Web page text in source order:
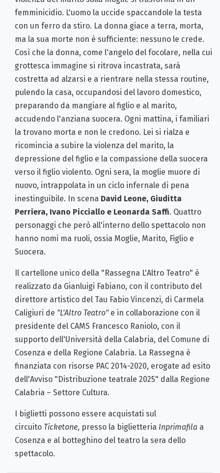
femminicidio. L'uomo la uccide spaccandole la testa
con un ferro da stiro. La donna giace a terra, morta,
ma la sua morte non è sufficiente: nessuno le crede.
Così che la donna, come l'angelo del focolare, nella cui
grottesca immagine si ritrova incastrata, sarà
costretta ad alzarsi e a rientrare nella stessa routine,
pulendo la casa, occupandosi del lavoro domestico,
preparando da mangiare al figlio e al marito,
accudendo l'anziana suocera. Ogni mattina, i familiari
la trovano morta e non le credono. Lei si rialza e
ricomincia a subire la violenza del marito, la
depressione del figlio e la compassione della suocera
verso il figlio violento. Ogni sera, la moglie muore di
nuovo, intrappolata in un ciclo infernale di pena
inestinguibile. In scena David Leone, Giuditta
Perriera, Ivano Picciallo e Leonarda Saffi. Quattro
personaggi che però all'interno dello spettacolo non
hanno nomi ma ruoli, ossia Moglie, Marito, Figlio e
Suocera.
Il cartellone unico della "Rassegna L'Altro Teatro" è
realizzato da Gianluigi Fabiano, con il contributo del
direttore artistico del Tau Fabio Vincenzi, di Carmela
Caligiuri de "L'Altro Teatro"e in collaborazione con il
presidente del CAMS Francesco Raniolo, con il
supporto dell'Università della Calabria, del Comune di
Cosenza e della Regione Calabria. La Rassegna è
finanziata con risorse PAC 2014-2020, erogate ad esito
dell'Avviso "Distribuzione teatrale 2025" dalla Regione
Calabria – Settore Cultura.
I biglietti possono essere acquistati sul
circuito Ticketone, presso la biglietteria Inprimafila a
Cosenza e al botteghino del teatro la sera dello
spettacolo.